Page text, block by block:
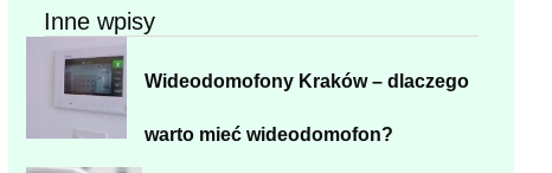
Inne wpisy
Wideodomofony Kraków – dlaczego
warto mieć wideodomofon?